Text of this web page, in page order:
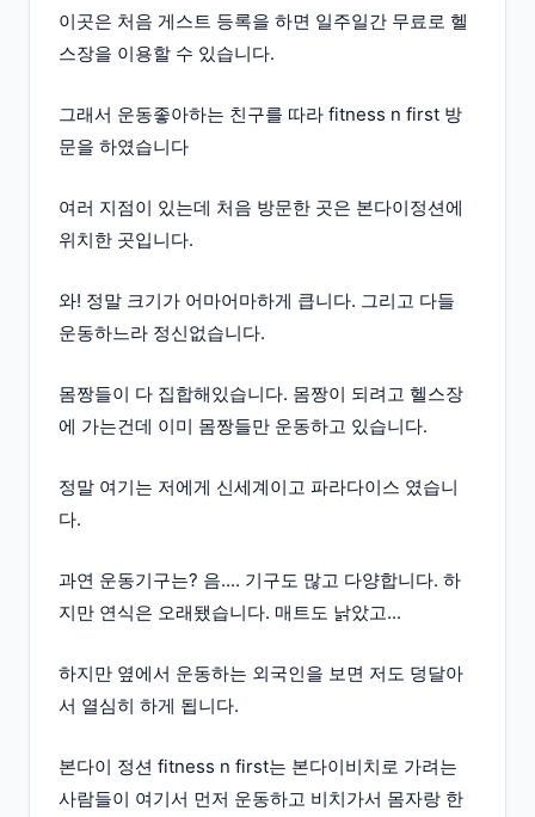
이곳은 처음 게스트 등록을 하면 일주일간 무료로 헬
스장을 이용할 수 있습니다.
그래서 운동좋아하는 친구를 따라 fitness n first 방
문을 하였습니다
여러 지점이 있는데 처음 방문한 곳은 본다이정션에
위치한 곳입니다.
와! 정말 크기가 어마어마하게 큽니다. 그리고 다들
운동하느라 정신없습니다.
몸짱들이 다 집합해있습니다. 몸짱이 되려고 헬스장
에 가는건데 이미 몸짱들만 운동하고 있습니다.
정말 여기는 저에게 신세계이고 파라다이스 였습니
다.
과연 운동기구는? 음.... 기구도 많고 다양합니다. 하
지만 연식은 오래됐습니다. 매트도 낡았고...
하지만 옆에서 운동하는 외국인을 보면 저도 덩달아
서 열심히 하게 됩니다.
본다이 정션 fitness n first는 본다이비치로 가려는
사람들이 여기서 먼저 운동하고 비치가서 몸자랑 한